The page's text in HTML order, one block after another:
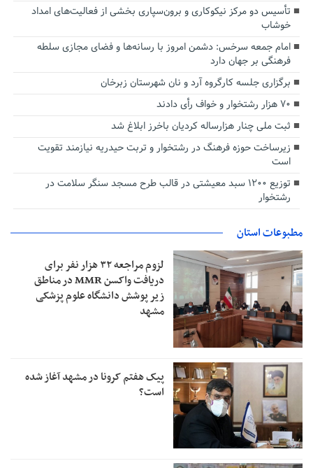
تأسیس دو مرکز نیکوکاری و برون‌سپاری بخشی از فعالیت‌های امداد
خوشاب
امام جمعه سرخس: دشمن امروز با رسانه‌ها و فضای مجازی سلطه
فرهنگی بر جهان دارد
برگزاری جلسه کارگروه آرد و نان شهرستان زبرخان
۷۰ هزار رشتخوار و خواف رأی دادند
ثبت ملی چنار هزارساله کردیان باخرز ابلاغ شد
زیرساخت حوزه فرهنگ در رشتخوار و تربت حیدریه نیازمند تقویت
است
توزیع ۱۲۰۰ سبد معیشتی در قالب طرح مسجد سنگر سلامت در
رشتخوار
مطبوعات استان
لزوم مراجعه ۳۲ هزار نفر برای
دریافت واکسن MMR در مناطق
زیر پوشش دانشگاه علوم پزشکی
مشهد
پیک هفتم کرونا در مشهد آغاز شده
است؟